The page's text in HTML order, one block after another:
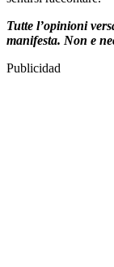
Tutte l’opinioni
manifesta. Non e
Publicidad